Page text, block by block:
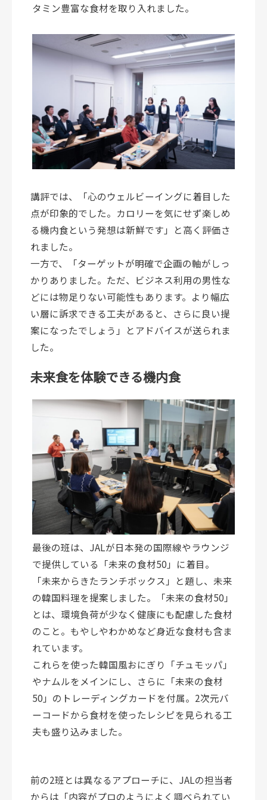
タミン豊富な食材を取り入れました。
講評では、「心のウェルビーイングに着目した
点が印象的でした。カロリーを気にせず楽しめ
る機内食という発想は新鮮です」と高く評価さ
れました。
一方で、「ターゲットが明確で企画の軸がしっ
かりありました。ただ、ビジネス利用の男性な
どには物足りない可能性もあります。より幅広
い層に訴求できる工夫があると、さらに良い提
案になったでしょう」とアドバイスが送られま
した。
未来食を体験できる機内食
最後の班は、JALが日本発の国際線やラウンジ
で提供している「未来の食材50」に着目。
「未来からきたランチボックス」と題し、未来
の韓国料理を提案しました。「未来の食材50」
とは、環境負荷が少なく健康にも配慮した食材
のこと。もやしやわかめなど身近な食材も含ま
れています。
これらを使った韓国風おにぎり「チュモッパ」
やナムルをメインにし、さらに「未来の食材
50」のトレーディングカードを付属。2次元バ
ーコードから食材を使ったレシピを見られる工
夫も盛り込みました。
前の2班とは異なるアプローチに、JALの担当者
からは「内容がプロのようによく調べられてい